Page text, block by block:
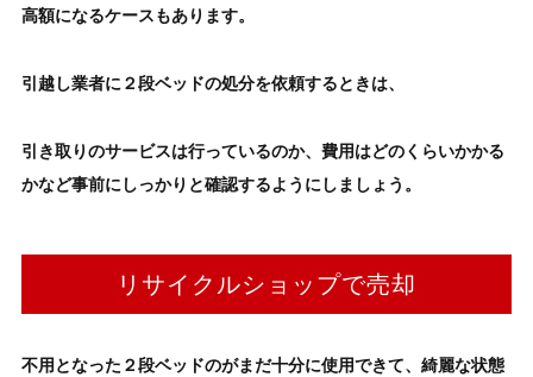
高額になるケースもあります。
引越し業者に ２段ベッドの処分を依頼するときは、
引き取りのサービスは行っているのか、費用はどのくらいかかる
かなど事前にしっかりと確認するようにしましょう。
リサイクルショップで売却
不用となった ２段ベッドのがまだ十分に使用できて、綺麗な状態